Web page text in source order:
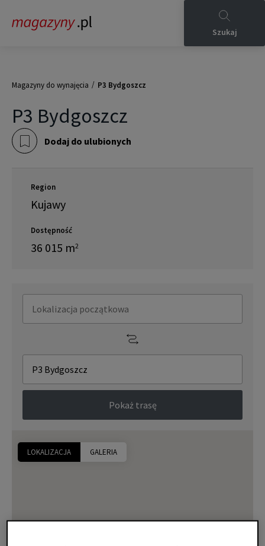
Szukaj
Magazyny do wynajęcia / P3 Bydgoszcz
P3 Bydgoszcz
Dodaj do ulubionych
Region
Kujawy
Dostępność
36 015 m2
LOKALIZACJA GALERIA
Pokaż trasę